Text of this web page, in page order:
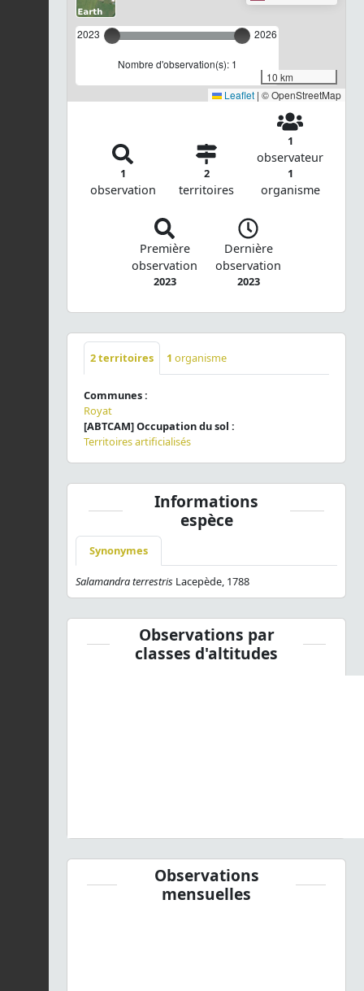
2023 2026
Nombre d'observation(s): 1
10 km
Leaflet | © OpenStreetMap
1
observation
2
territoires
1
observateur
1
organisme
Première
observation
2023
Dernière
observation
2023
2territoires 1 organisme
Communes :
Royat
[ABTCAM] Occupation du sol :
Territoires artificialisés
Informations
espèce
Synonymes
Salamandra terrestris Lacepède, 1788
Observations par
classes d'altitudes
Observations
mensuelles